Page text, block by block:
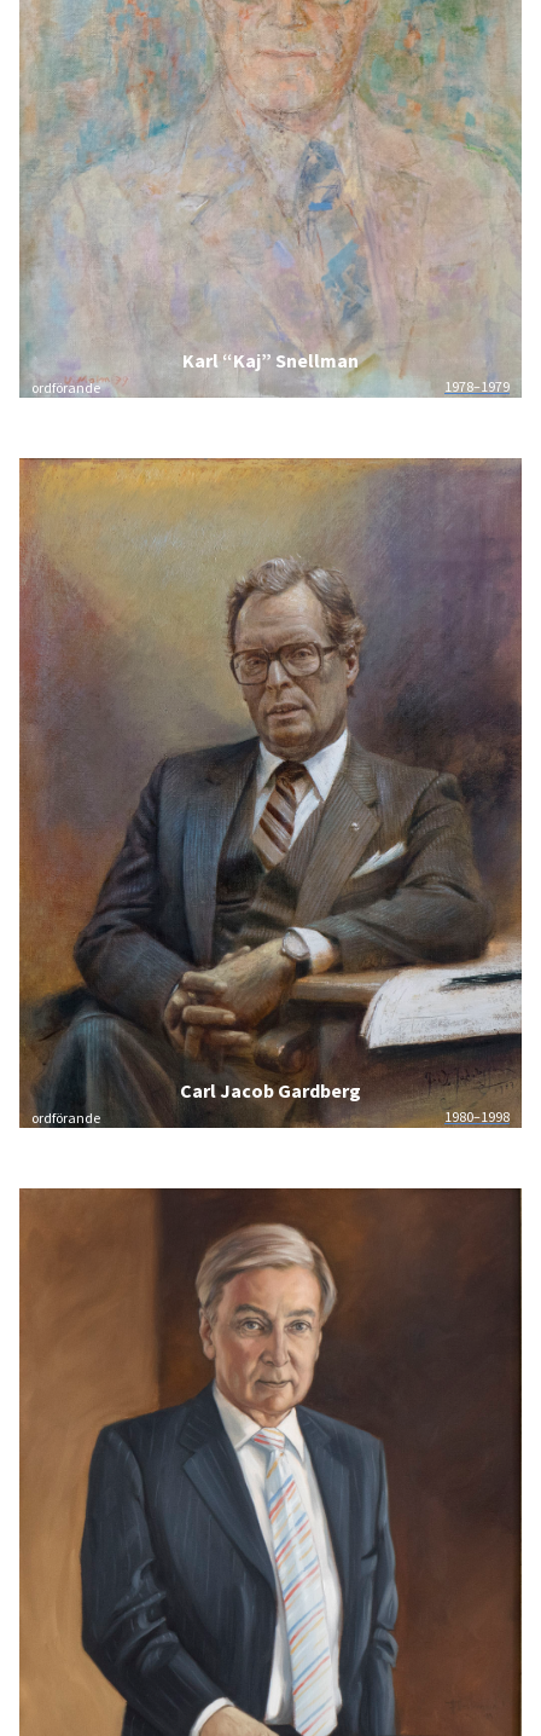
Karl “Kaj” Snellman
ordförande 1978–1979
Carl Jacob Gardberg
ordförande 1980–1998